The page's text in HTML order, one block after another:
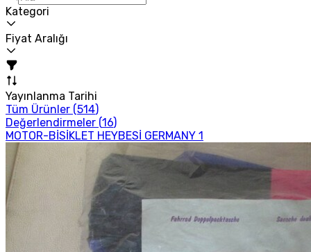
Kategori
Fiyat Aralığı
Yayınlanma Tarihi
Tüm Ürünler (514)
Değerlendirmeler (16)
MOTOR-BİSİKLET HEYBESİ GERMANY 1